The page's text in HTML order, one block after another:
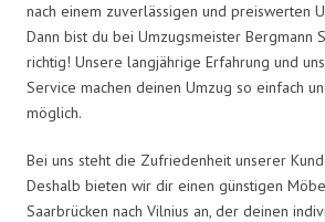
nach einem zuverlässigen und preiswerten
Dann bist du bei Umzugsmeister Bergmann
richtig! Unsere langjährige Erfahrung und
Service machen deinen Umzug so einfach
möglich.
Bei uns steht die Zufriedenheit unserer
Deshalb bieten wir dir einen günstigen
Saarbrücken nach Vilnius an, der deinen